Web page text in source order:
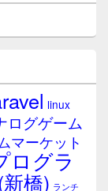
linux
ログゲーム
マーケット
ログラ
橋) ランチ